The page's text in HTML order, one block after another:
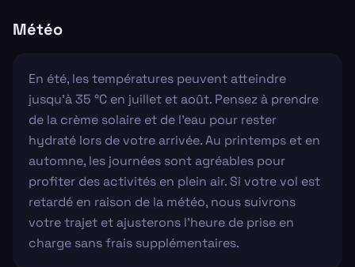
Météo
En été, les températures peuvent atteindre
jusqu'à 35 °C en juillet et août. Pensez à prendre
de la crème solaire et de l'eau pour rester
hydraté lors de votre arrivée. Au printemps et en
automne, les journées sont agréables pour
profiter des activités en plein air. Si votre vol est
retardé en raison de la météo, nous suivrons
votre trajet et ajusterons l'heure de prise en
charge sans frais supplémentaires.